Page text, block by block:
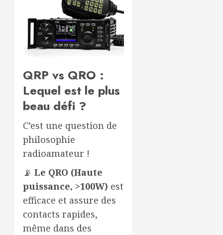
QRP vs QRO :
Lequel est le plus
beau défi ?
C’est une question de
philosophie
radioamateur !
📡 Le QRO (Haute
puissance, >100W) est
efficace et assure des
contacts rapides,
même dans des